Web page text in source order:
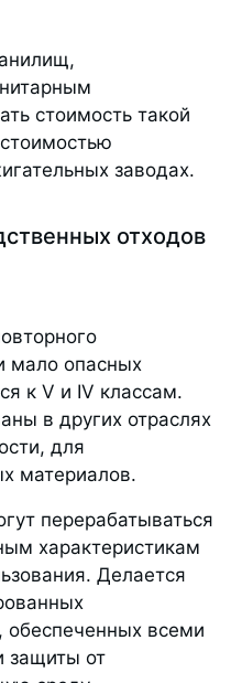
стоимость такой
заводах.
отходов
мало опасных
к V и IV классам.
в других отраслях
для
материалов.
перерабатываться
характеристикам
Делается
обеспеченных всеми
защиты от